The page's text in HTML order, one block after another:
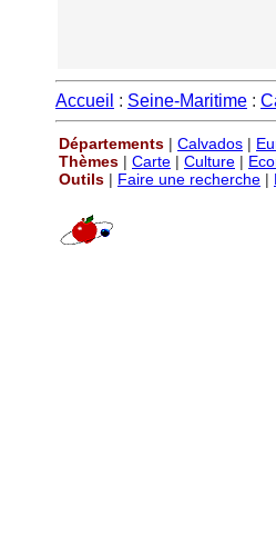
Accueil : Seine-Maritime :
Départements | Calvados |
Thèmes | Carte | Culture |
Outils | Faire une recherche |